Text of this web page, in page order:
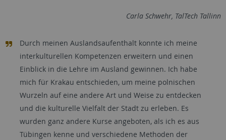
Carla Schwehr, TalTech Tallinn
Durch meinen Auslandsaufenthalt konnte ich meine
interkulturellen Kompetenzen erweitern und einen
Einblick in die Lehre im Ausland gewinnen. Ich habe
mich für Krakau entschieden, um meine polnischen
Wurzeln auf eine andere Art und Weise zu entdecken
und die kulturelle Vielfalt der Stadt zu erleben. Es
wurden ganz andere Kurse angeboten, als ich es aus
Tübingen kenne und verschiedene Methoden der